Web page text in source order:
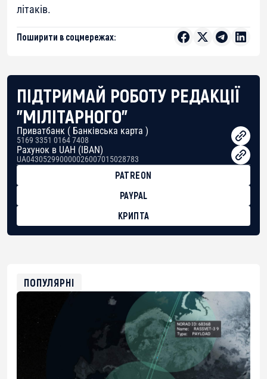
літаків.
Поширити в соцмережах:
ПІДТРИМАЙ РОБОТУ РЕДАКЦІЇ
"МІЛІТАРНОГО"
Приватбанк ( Банківська карта )
5169 3351 0164 7408
Рахунок в UAH (IBAN)
UA043052990000026007015028783
PATREON
PAYPAL
КРИПТА
0xfD02863D3289416fcF50975c9DFda13623f97758
ПОПУЛЯРНІ